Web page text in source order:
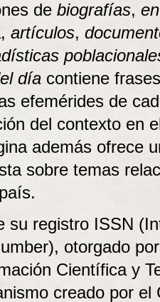
de biografías,
artículos,
día contiene frases
efemérides de
del contexto en
además ofrece
sobre temas
su registro ISSN
otorgado
Científica y
creado por el